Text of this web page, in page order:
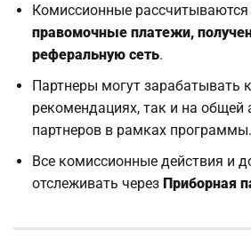
Комиссионные рассчитываются
правомочные платежи,
реферальную сеть.
Партнеры могут зарабатывать
рекомендациях, так и на общей
партнеров в рамках программы.
Все комиссионные действия и
отслеживать через Приборная